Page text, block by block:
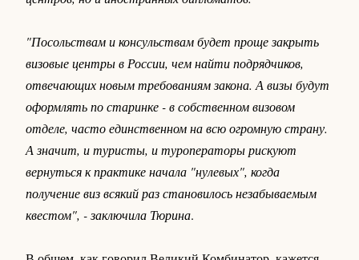
"Посольствам и консульствам будет проще закрыть
визовые центры в России, чем найти подрядчиков,
отвечающих новым требованиям закона. А визы будут
оформлять по старинке - в собственном визовом
отделе, часто единственном на всю огромную страну.
А значит, и туристы, и туроператоры рискуют
вернуться к практике начала "нулевых", когда
получение виз всякий раз становилось незабываемым
квестом", - заключила Тюрина.